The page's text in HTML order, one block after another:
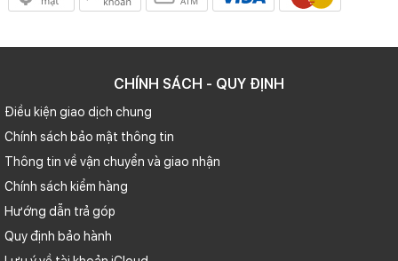
siêu rộng tự nhiên và chân thực.
CHÍNH SÁCH - QUY ĐỊNH
Điều kiện giao dịch chung
Chính sách bảo mật thông tin
Thông tin về vận chuyển và giao nhận
Chính sách kiểm hàng
Hướng dẫn trả góp
Quy định bảo hành